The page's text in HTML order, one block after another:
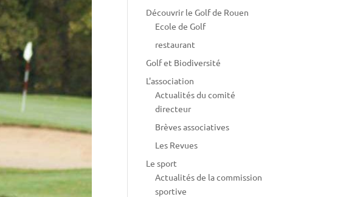
Découvrir le Golf de Rouen
Ecole de Golf
restaurant
Golf et Biodiversité
L'association
Actualités du comité
directeur
Brèves associatives
Les Revues
Le sport
Actualités de la commission
sportive